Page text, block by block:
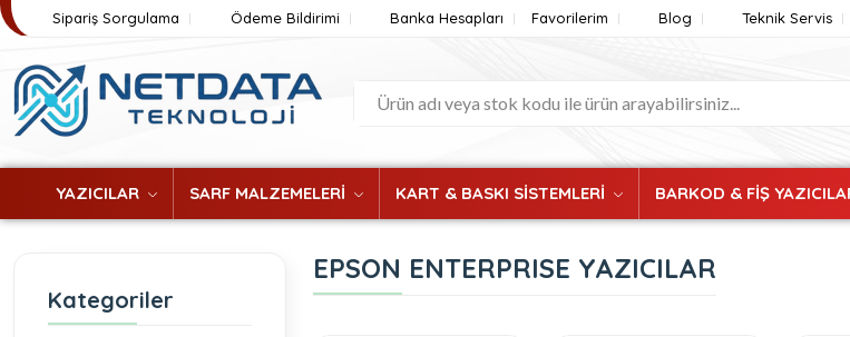
Sipariş Sorgulama Ödeme Bildirimi Banka Hesapları Favorilerim Blog Teknik Servis
YAZICILAR SARF MALZEMELERİ KART & BASKI SİSTEMLERİ BARKOD & FİŞ
Kategoriler
EPSON ENTERPRISE YAZICILAR